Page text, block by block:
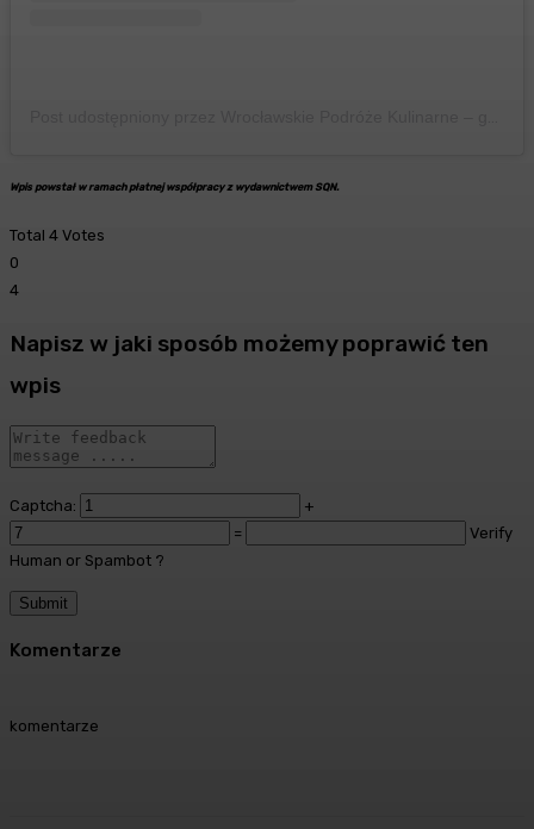
Wpis powstał w ramach płatnej współpracy z wydawnictwem SQN.
Total 4 Votes
0
4
Napisz w jaki sposób możemy poprawić ten
wpis
Captcha:
+
=
Verify
Human or Spambot ?
Komentarze
komentarze